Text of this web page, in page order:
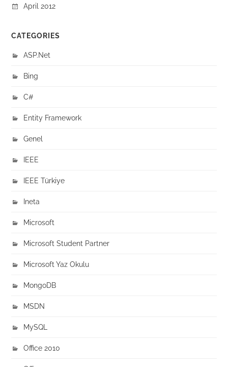
April 2012
CATEGORIES
ASP.Net
Bing
C#
Entity Framework
Genel
IEEE
IEEE Türkiye
Ineta
Microsoft
Microsoft Student Partner
Microsoft Yaz Okulu
MongoDB
MSDN
MySQL
Office 2010